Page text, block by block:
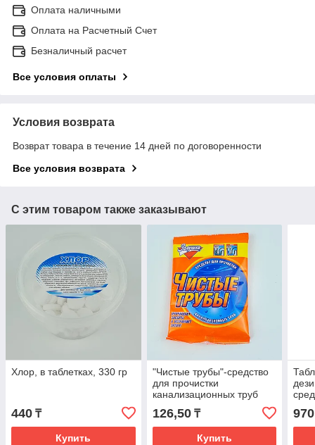
Оплата наличными
Оплата на Расчетный Счет
Безналичный расчет
Все условия оплаты
Условия возврата
Возврат товара в течение 14 дней по договоренности
Все условия возврата
С этим товаром также заказывают
Хлор, в таблетках, 330 гр
440 ₸
Купить
"Чистые трубы"-средство
для прочистки
канализационных труб
126,50₸
Купить
970